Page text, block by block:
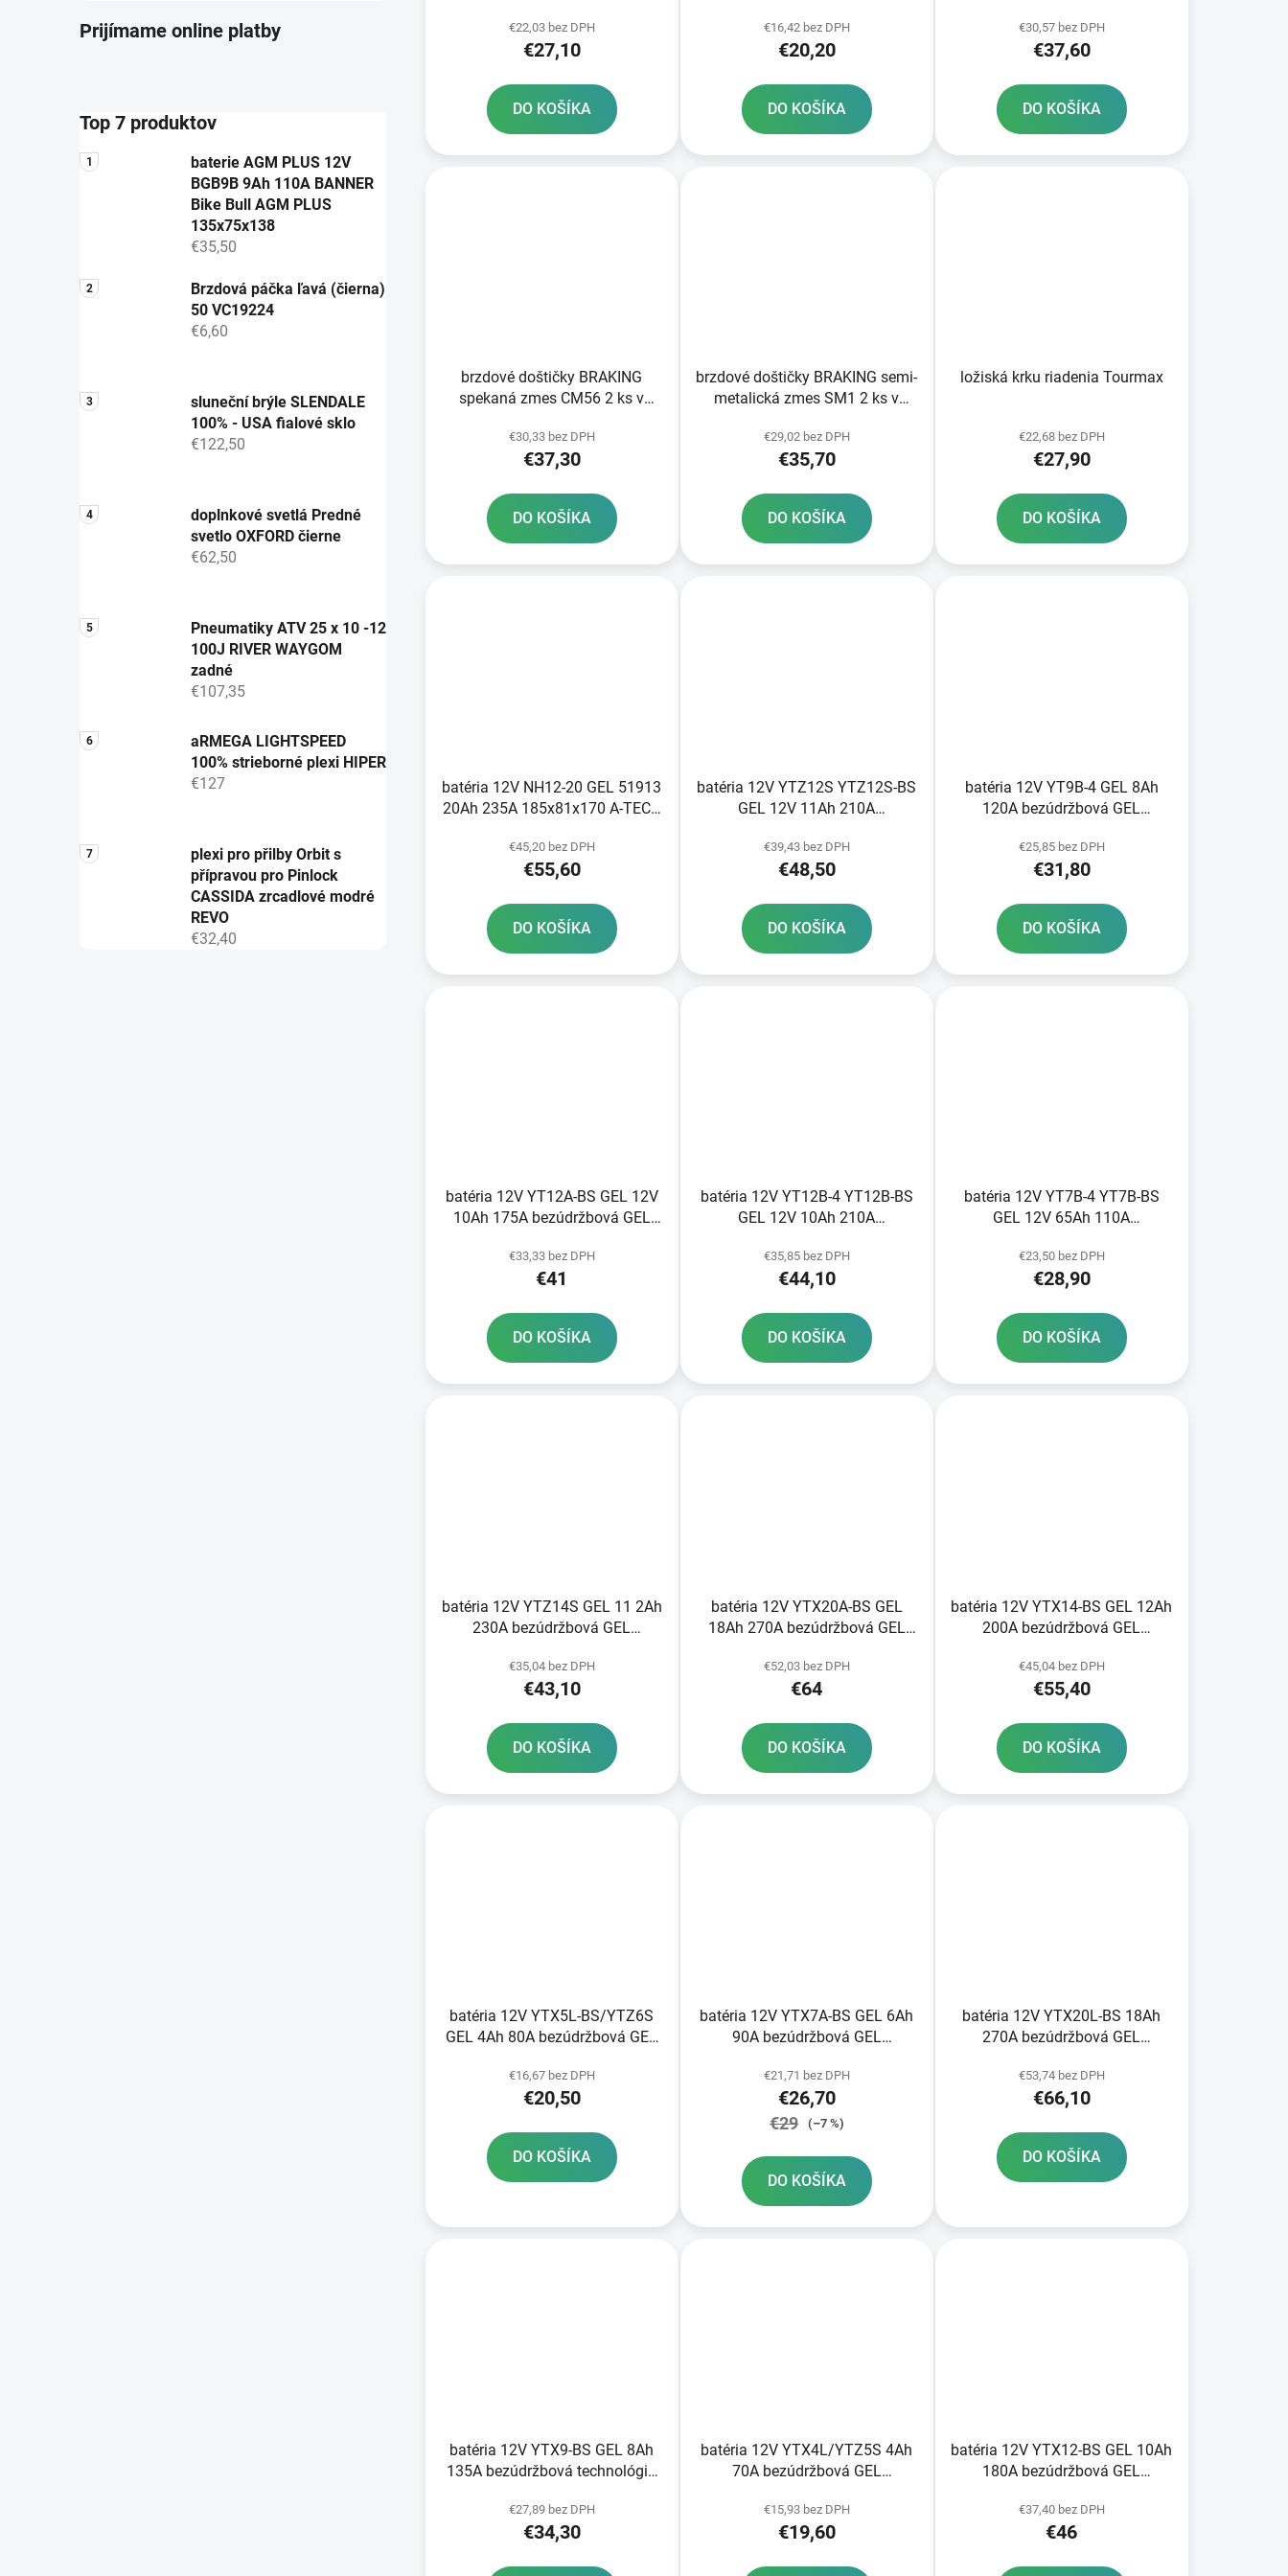
Prijímame online platby
Top 7 produktov
baterie AGM PLUS 12V
BGB9B 9Ah 110A BANNER
Bike Bull AGM PLUS
135x75x138
€35,50
Brzdová páčka ľavá (čierna)
50 VC19224
€6,60
sluneční brýle SLENDALE
100% - USA fialové sklo
€122,50
doplnkové svetlá Predné
svetlo OXFORD čierne
€62,50
Pneumatiky ATV 25 x 10 -12
100J RIVER WAYGOM
zadné
€107,35
aRMEGA LIGHTSPEED
100% strieborné plexi HIPER
€127
plexi pro přilby Orbit s
přípravou pro Pinlock
CASSIDA zrcadlové modré
REVO
€32,40
€22,03 bez DPH
€27,10
DO KOŠÍKA
€16,42 bez DPH
€20,20
DO KOŠÍKA
€30,57 bez DPH
€37,60
DO KOŠÍKA
brzdové doštičky BRAKING
spekaná zmes CM56 2 ks v
€30,33 bez DPH
€37,30
DO KOŠÍKA
brzdové doštičky BRAKING semi-
metalická zmes SM1 2 ks v
€29,02 bez DPH
€35,70
DO KOŠÍKA
ložiská krku riadenia Tourmax
€22,68 bez DPH
€27,90
DO KOŠÍKA
batéria 12V NH12-20 GEL 51913
20Ah 235A 185x81x170 A-TECH
€45,20 bez DPH
€55,60
DO KOŠÍKA
batéria 12V YTZ12S YTZ12S-BS
GEL 12V 11Ah 210A
150x88x110 A-TECH aktivovaná
z výroby
€39,43 bez DPH
€48,50
DO KOŠÍKA
batéria 12V YT9B-4 GEL 8Ah
120A bezúdržbová GEL
TECH aktivovaná z výroby
€25,85 bez DPH
€31,80
DO KOŠÍKA
batéria 12V YT12A-BS GEL 12V
10Ah 175A bezúdržbová GEL
TECH aktivovaná vo výrobe
€33,33 bez DPH
€41
DO KOŠÍKA
batéria 12V YT12B-4 YT12B-BS
GEL 12V 10Ah 210A
150x69x130 A-TECH aktivovaná
z výroby
€35,85 bez DPH
€44,10
DO KOŠÍKA
batéria 12V YT7B-4 YT7B-BS
GEL 12V 65Ah 110A
150x65x93 A-TECH aktivovaná z
výroby
€23,50 bez DPH
€28,90
DO KOŠÍKA
batéria 12V YTZ14S GEL 11 2Ah
230A bezúdržbová GEL
TECH aktivovaná z výroby
€35,04 bez DPH
€43,10
DO KOŠÍKA
batéria 12V YTX20A-BS GEL
18Ah 270A bezúdržbová GEL
TECH aktivovaná z výroby
€52,03 bez DPH
€64
DO KOŠÍKA
batéria 12V YTX14-BS GEL 12Ah
200A bezúdržbová GEL
TECH aktivovaná z výroby
€45,04 bez DPH
€55,40
DO KOŠÍKA
batéria 12V YTX5L-BS/YTZ6S
GEL 4Ah 80A bezúdržbová GEL
TECH aktivovaná z výroby
€16,67 bez DPH
€20,50
DO KOŠÍKA
batéria 12V YTX7A-BS GEL 6Ah
90A bezúdržbová GEL
aktivovaná z výroby
€21,71 bez DPH
€26,70
€29 (–7 %)
DO KOŠÍKA
batéria 12V YTX20L-BS 18Ah
270A bezúdržbová GEL
z výroby
€53,74 bez DPH
€66,10
DO KOŠÍKA
batéria 12V YTX9-BS GEL 8Ah
135A bezúdržbová technológia
aktivovaná z výroby
€27,89 bez DPH
€34,30
batéria 12V YTX4L/YTZ5S 4Ah
70A bezúdržbová GEL
aktivovaná z výroby
€15,93 bez DPH
€19,60
batéria 12V YTX12-BS GEL 10Ah
180A bezúdržbová GEL
TECH aktivovaná z výroby
€37,40 bez DPH
€46